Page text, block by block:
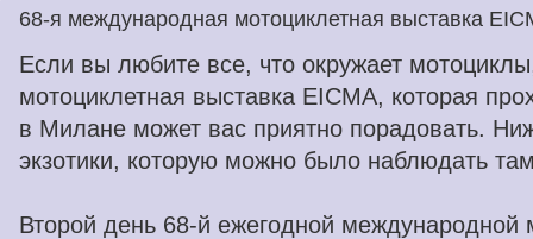
68-я международная мотоциклетная выставка
Если вы любите все, что окружает
мотоциклетная выставка EICMA, которая
в Милане может вас приятно порадовать.
экзотики, которую можно было наблюдать
Второй день 68-й ежегодной международной